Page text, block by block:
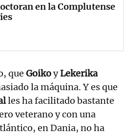
en la Complutense
que GoikoyLekerika
la máquina. Y es que
les ha facilitado bastante
veterano y con una
en Dania, no ha